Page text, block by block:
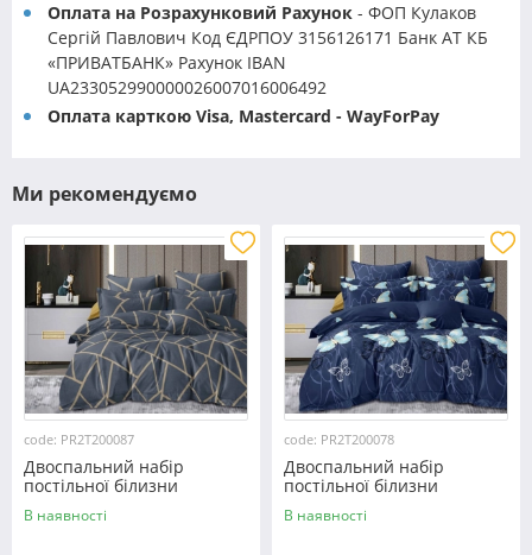
Оплата на Розрахунковий Рахунок - ФОП Кулаков
Сергій Павлович Код ЄДРПОУ 3156126171 Банк АТ КБ
«ПРИВАТБАНК» Рахунок IBAN
UA233052990000026007016006492
Оплата карткою Visa, Mastercard - WayForPay
Ми рекомендуємо
code: PR2T200087
Двоспальний набір
постільної білизни
180*220 із полікотону
№200087 Черешенька™
В наявності
code: PR2T200078
Двоспальний набір
постільної білизни
180*220 із полікотону
№200078 Черешенька™
В наявності